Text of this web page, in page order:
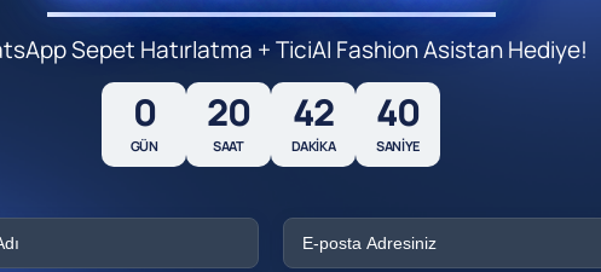
seçilmektedir. 2D barkodlar, daha fazla
daha yaygın ve basit bir yapı sunmaktadır.
Sepet Hatırlatma + TiciAI Fashion Asistan Hediye!
0
GÜN
20
SAAT
42
DAKIKA
39
SANIYE